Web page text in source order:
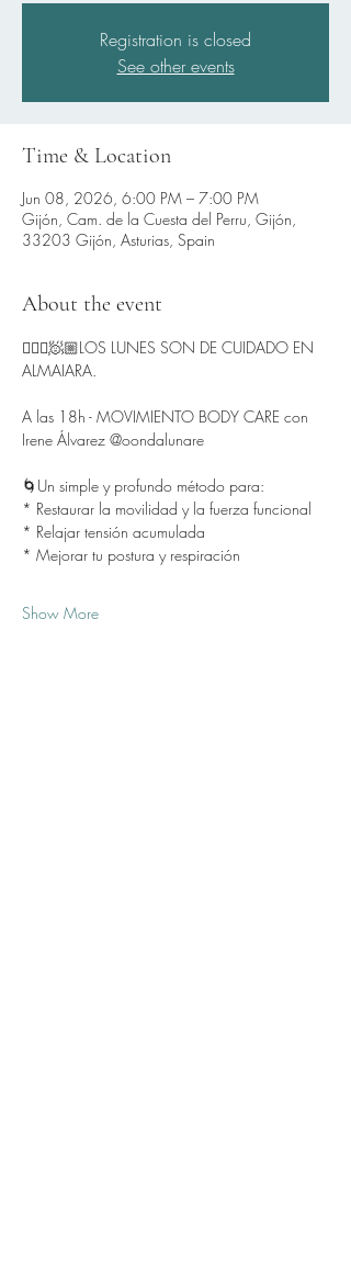
Registration is closed
See other events
Time & Location
Jun 08, 2026, 6:00 PM – 7:00 PM
Gijón, Cam. de la Cuesta del Perru, Gijón,
33203 Gijón, Asturias, Spain
About the event
🧘🏻‍♂️🧖🏼LOS LUNES SON DE CUIDADO EN
ALMAIARA.
A las 18h - MOVIMIENTO BODY CARE con
Irene Álvarez @oondalunare
🌀Un simple y profundo método para:
* Restaurar la movilidad y la fuerza funcional
* Relajar tensión acumulada
* Mejorar tu postura y respiración
Show More